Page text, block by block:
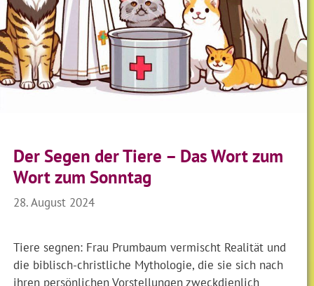
Der Segen der Tiere – Das Wort zum
Wort zum Sonntag
28. August 2024
Tiere segnen: Frau Prumbaum vermischt Realität und
die biblisch-christliche Mythologie, die sie sich nach
ihren persönlichen Vorstellungen zweckdienlich